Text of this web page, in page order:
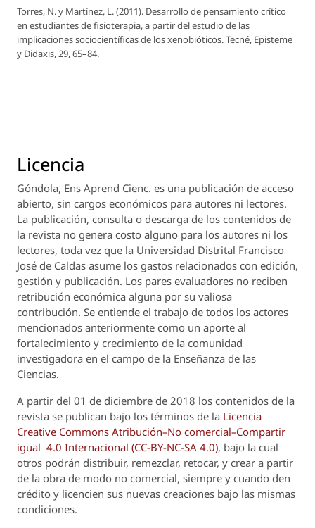
Torres, N. y Martínez, L. (2011). Desarrollo de pensamiento crítico
en estudiantes de fisioterapia, a partir del estudio de las
implicaciones sociocientíficas de los xenobióticos.Tecné, Episteme
y Didaxis,29, 65–84.
Licencia
Góndola, Ens Aprend Cienc. es una publicación de acceso
abierto, sin cargos económicos para autores ni lectores.
La publicación, consulta o descarga de los contenidos de
la revista no genera costo alguno para los autores ni los
lectores, toda vez que la Universidad Distrital Francisco
José de Caldas asume los gastos relacionados con edición,
gestión y publicación. Los pares evaluadores no reciben
retribución económica alguna por su valiosa
contribución. Se entiende el trabajo de todos los actores
mencionados anteriormente como un aporte al
fortalecimiento y crecimiento de la comunidad
investigadora en el campo de la Enseñanza de las
Ciencias.
A partir del 01 de diciembre de 2018 los contenidos de la
revista se publican bajo los términos de la Licencia
Creative Commons Atribución–No comercial–Compartir
igual 4.0 Internacional (CC-BY-NC-SA 4.0), bajo la cual
otros podrán distribuir, remezclar, retocar, y crear a partir
de la obra de modo no comercial, siempre y cuando den
crédito y licencien sus nuevas creaciones bajo las mismas
condiciones.